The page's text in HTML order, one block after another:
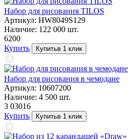
Набор для рисования TILOS
Артикул: HW8049S129
Наличие: 122 000 шт.
6200
Купить
Купитьв 1 клик
Набор для рисования в чемодане
Артикул: 10607200
Наличие: 4 500 шт.
3 03016
Купить
Купитьв 1 клик